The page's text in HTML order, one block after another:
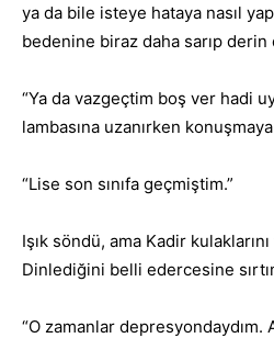
ya da bile isteye hataya nasıl
bedenine biraz daha sarıp derin
“Ya da vazgeçtim boş ver hadi
lambasına uzanırken
“Lise son sınıfa geçmiştim.”
Işık söndü, ama Kadir kulaklarını
Dinlediğini belli edercesine
“O zamanlar depresyondaydım.